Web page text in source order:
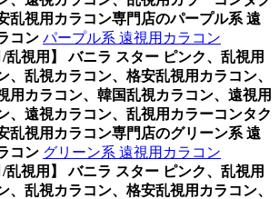
乱視用カラコン専門店のパープル系 遠
コン パープル系 遠視用カラコン
/乱視用】 バニラ スター ピンク、乱視用
、乱視カラコン、格安乱視用カラコン、
用カラコン、韓国乱視カラコン、遠視用
、遠視カラコン、乱視用カラーコンタク
乱視用カラコン専門店のグリーン系 遠
コン グリーン系 遠視用カラコン
/乱視用】 バニラ スター ピンク、乱視用
、乱視カラコン、格安乱視用カラコン、